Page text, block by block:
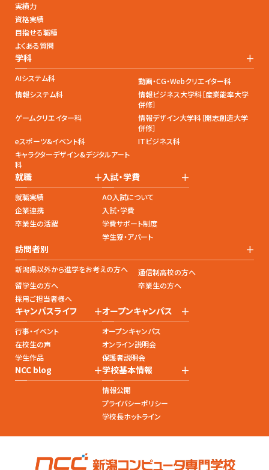
実績力
資格実績
目指せる職種
よくある質問
学科 +
AIシステム科
動画・CG・Webクリエイター科
情報システム科
情報ビジネス大学科［産業能率大学
併修］
ゲームクリエイター科
情報デザイン大学科［開志創造大学
併修］
eスポーツ&イベント科
ITビジネス科
キャラクターデザイン&デジタルアート
科
就職 +
就職実績
企業連携
卒業生の活躍
入試・学費 +
AO入試について
入試・学費
学費サポート制度
学生寮・アパート
訪問者別 +
新潟県以外から進学をお考えの方へ
通信制高校の方へ
留学生の方へ
卒業生の方へ
採用ご担当者様へ
キャンパスライフ +
行事・イベント
在校生の声
学生作品
オープンキャンパス +
オープンキャンパス
オンライン説明会
保護者説明会
NCC blog +学校基本情報 +
情報公開
プライバシーポリシー
学校長ホットライン